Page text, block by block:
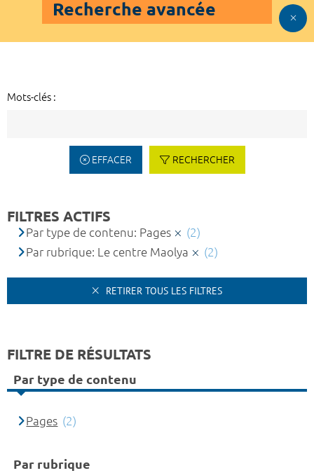
Recherche avancée
Mots-clés :
EFFACER RECHERCHER
FILTRES ACTIFS
Par type de contenu: Pages
(2)
Par rubrique: Le centre Maolya
(2)
RETIRER TOUS LES FILTRES
FILTRE DE RÉSULTATS
Par type de contenu
Pages (2)
Par rubrique